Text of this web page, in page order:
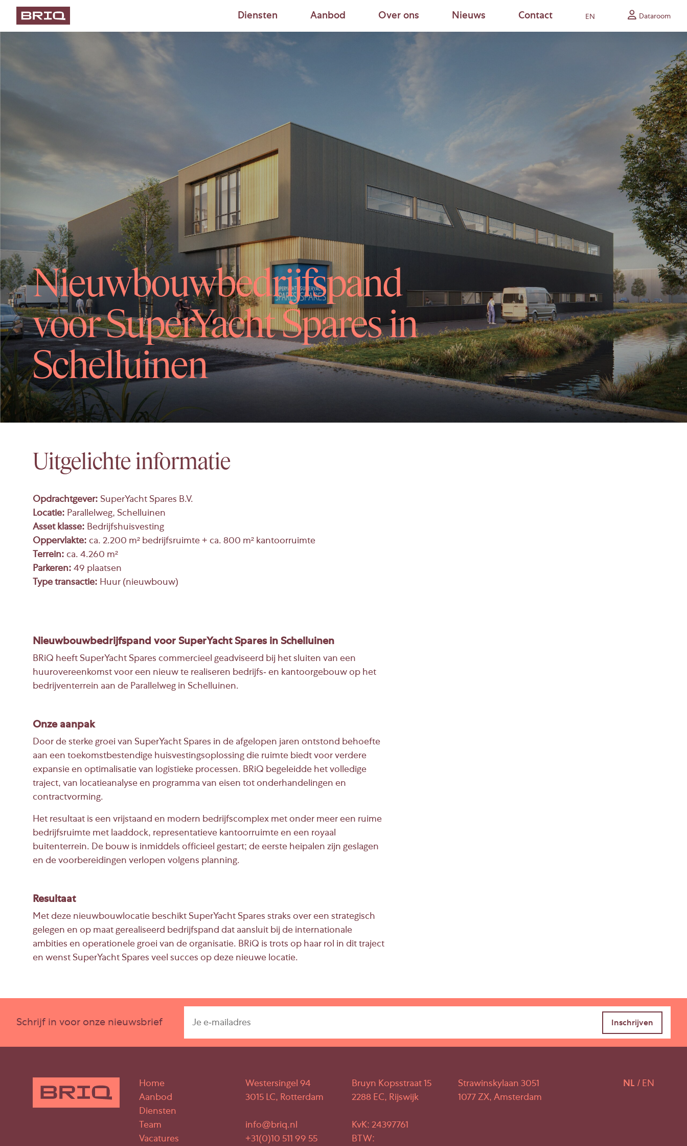
Diensten Aanbod Over ons Nieuws Contact EN Dataroom
Nieuwbouwbedrijfspand
voor SuperYacht Spares in
Schelluinen
Uitgelichte informatie
Opdrachtgever: SuperYacht Spares B.V.
Locatie: Parallelweg, Schelluinen
Asset klasse: Bedrijfshuisvesting
Oppervlakte: ca. 2.200 m² bedrijfsruimte + ca. 800 m² kantoorruimte
Terrein: ca. 4.260 m²
Parkeren: 49 plaatsen
Type transactie: Huur (nieuwbouw)
Nieuwbouwbedrijfspand voor SuperYacht Spares in Schelluinen
BRiQ heeft SuperYacht Spares commercieel geadviseerd bij het sluiten van een
huurovereenkomst voor een nieuw te realiseren bedrijfs- en kantoorgebouw op het
bedrijventerrein aan de Parallelweg in Schelluinen.
Onze aanpak
Door de sterke groei van SuperYacht Spares in de afgelopen jaren ontstond behoefte
aan een toekomstbestendige huisvestingsoplossing die ruimte biedt voor verdere
expansie en optimalisatie van logistieke processen. BRiQ begeleidde het volledige
traject, van locatieanalyse en programma van eisen tot onderhandelingen en
contractvorming.
Het resultaat is een vrijstaand en modern bedrijfscomplex met onder meer een ruime
bedrijfsruimte met laaddock, representatieve kantoorruimte en een royaal
buitenterrein. De bouw is inmiddels officieel gestart; de eerste heipalen zijn geslagen
en de voorbereidingen verlopen volgens planning.
Resultaat
Met deze nieuwbouwlocatie beschikt SuperYacht Spares straks over een strategisch
gelegen en op maat gerealiseerd bedrijfspand dat aansluit bij de internationale
ambities en operationele groei van de organisatie. BRiQ is trots op haar rol in dit traject
en wenst SuperYacht Spares veel succes op deze nieuwe locatie.
Schrijf in voor onze nieuwsbrief
Home
Aanbod
Diensten
Team
Vacatures
Westersingel 94
3015 LC, Rotterdam
info@briq.nl
+31(0)10 511 99 55
Bruyn Kopsstraat 15
2288 EC, Rijswijk
KvK: 24397761
BTW:
Strawinskylaan 3051
1077 ZX, Amsterdam
NL EN